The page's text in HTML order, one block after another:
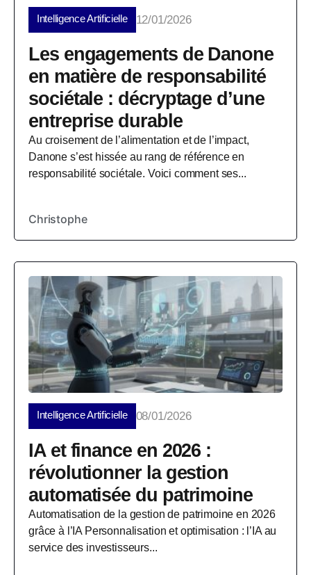
Intelligence Artificielle 12/01/2026
Les engagements de Danone
en matière de responsabilité
sociétale : décryptage d’une
entreprise durable
Au croisement de l’alimentation et de l’impact,
Danone s’est hissée au rang de référence en
responsabilité sociétale. Voici comment ses...
Christophe
Intelligence Artificielle 08/01/2026
IA et finance en 2026 :
révolutionner la gestion
automatisée du patrimoine
Automatisation de la gestion de patrimoine en 2026
grâce à l’IA Personnalisation et optimisation : l’IA au
service des investisseurs...